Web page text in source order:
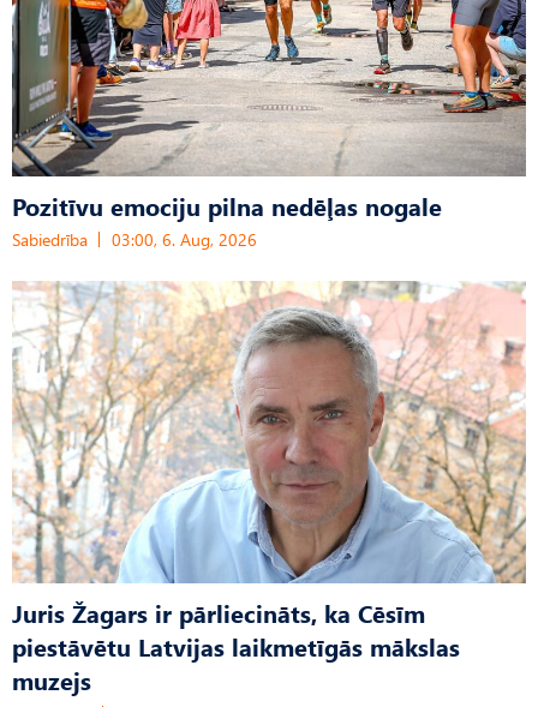
Pozitīvu emociju pilna nedēļas nogale
Sabiedrība 03:00, 6. Aug, 2026
Juris Žagars ir pārliecināts, ka Cēsīm
piestāvētu Latvijas laikmetīgās mākslas
muzejs